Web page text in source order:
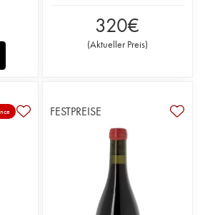
320€
(Aktueller Preis)
FESTPREISE